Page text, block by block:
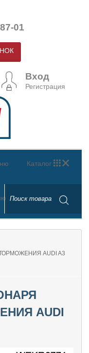
01
Вход
Регистрация
Каталог
AUDI A3
AUDI